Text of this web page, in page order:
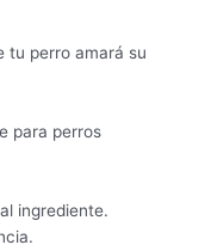
tu perro amará su
para perros
ingrediente.